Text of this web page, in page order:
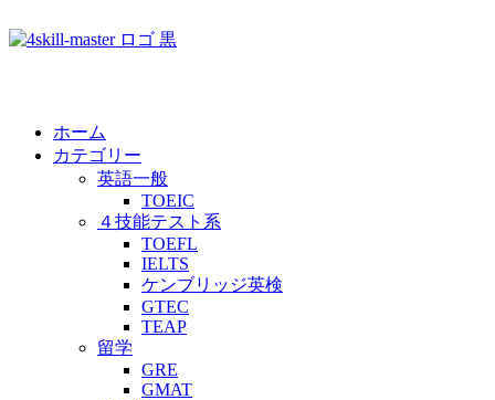
ホーム
カテゴリー
英語一般
TOEIC
４技能テスト系
TOEFL
IELTS
ケンブリッジ英検
GTEC
TEAP
留学
GRE
GMAT